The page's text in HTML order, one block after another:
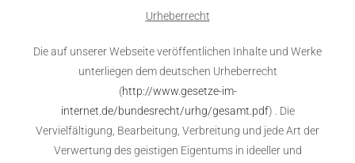
Urheberrecht
Die auf unserer Webseite veröffentlichen Inhalte und Werke
unterliegen dem deutschen Urheberrecht
(http://www.gesetze-im-
internet.de/bundesrecht/urhg/gesamt.pdf) . Die
Vervielfältigung, Bearbeitung, Verbreitung und jede Art der
Verwertung des geistigen Eigentums in ideeller und